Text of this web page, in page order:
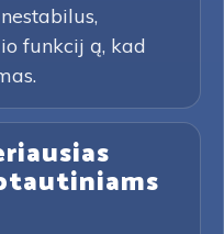
funkcij ą, kad